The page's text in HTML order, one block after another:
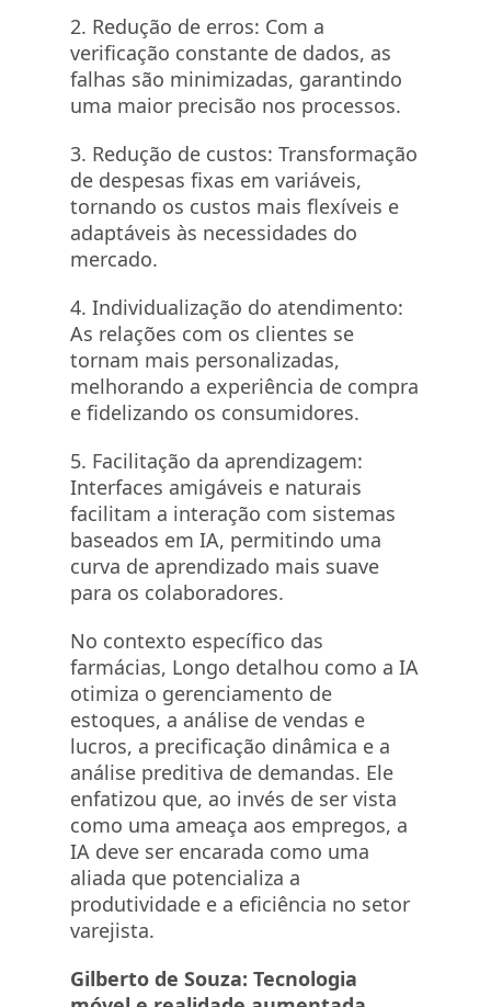
2. Redução de erros: Com a
verificação constante de dados, as
falhas são minimizadas, garantindo
uma maior precisão nos processos.
3. Redução de custos: Transformação
de despesas fixas em variáveis,
tornando os custos mais flexíveis e
adaptáveis às necessidades do
mercado.
4. Individualização do atendimento:
As relações com os clientes se
tornam mais personalizadas,
melhorando a experiência de compra
e fidelizando os consumidores.
5. Facilitação da aprendizagem:
Interfaces amigáveis e naturais
facilitam a interação com sistemas
baseados em IA, permitindo uma
curva de aprendizado mais suave
para os colaboradores.
No contexto específico das
farmácias, Longo detalhou como a IA
otimiza o gerenciamento de
estoques, a análise de vendas e
lucros, a precificação dinâmica e a
análise preditiva de demandas. Ele
enfatizou que, ao invés de ser vista
como uma ameaça aos empregos, a
IA deve ser encarada como uma
aliada que potencializa a
produtividade e a eficiência no setor
varejista.
Gilberto de Souza: Tecnologia